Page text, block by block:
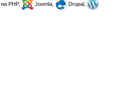
PHP, Joomla,
Drupal,